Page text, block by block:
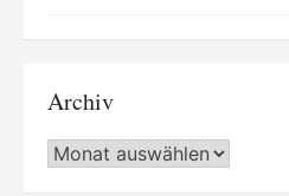
Archiv
Archiv